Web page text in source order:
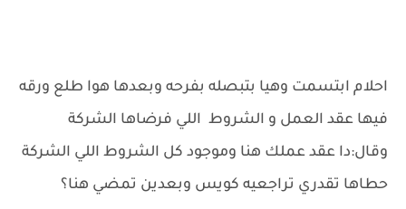
احلام ابتسمت وهيا بتبصله بفرحه وبعدها هوا طلع ورقه
فيها عقد العمل و الشروط اللي فرضاها الشركة
وقال:دا عقد عملك هنا وموجود كل الشروط اللي الشركة
حطاها تقدري تراجعيه كويس وبعدين تمضي هنا؟